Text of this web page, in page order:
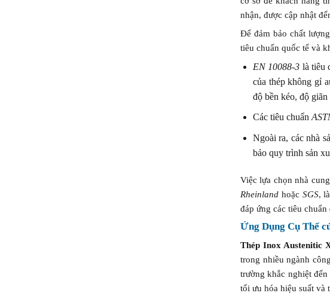
nhận, được cập nhật
Để đảm bảo chất
tiêu chuẩn quốc tế và
EN 10088-3 là tiêu
của thép không gỉ
độ bền kéo, độ
Các tiêu chuẩn
Ngoài ra, các nhà
bảo quy trình sản
Việc lựa chọn nhà
Rheinland hoặc SGS,
đáp ứng các tiêu
Ứng Dụng Cụ Thể
Thép Inox Austenitic
trong nhiều ngành
trường khắc nghiệt
tối ưu hóa hiệu suất và